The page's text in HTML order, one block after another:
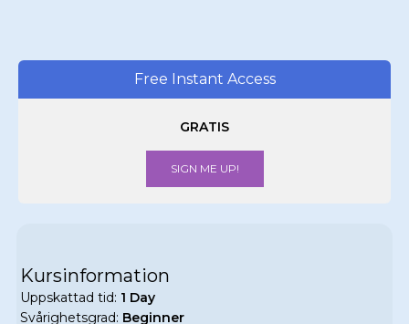
Free Instant Access
GRATIS
SIGN ME UP!
Kursinformation
Uppskattad tid: 1 Day
Svårighetsgrad: Beginner